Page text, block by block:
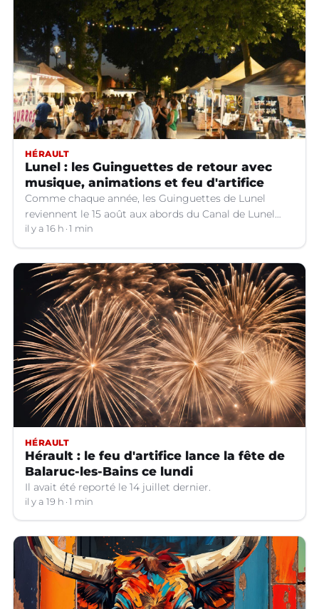
HÉRAULT
Lunel : les Guinguettes de retour avec
musique, animations et feu d'artifice
Comme chaque année, les Guinguettes de Lunel
reviennent le 15 août aux abords du Canal de Lunel
(Hérault).
il y a 16 h 1 min
HÉRAULT
Hérault : le feu d'artifice lance la fête de
Balaruc-les-Bains ce lundi
Il avait été reporté le 14 juillet dernier.
il y a 19 h 1 min